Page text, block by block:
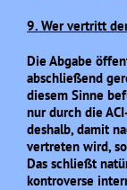
9. Wer vertritt
Die Abgabe
abschließend
diesem Sinne
nur durch die
deshalb, damit
vertreten wird,
Das schließt
kontroverse